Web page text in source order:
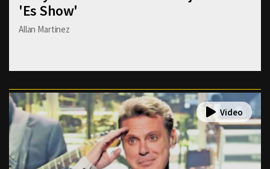
'Es Show'
Allan Martinez